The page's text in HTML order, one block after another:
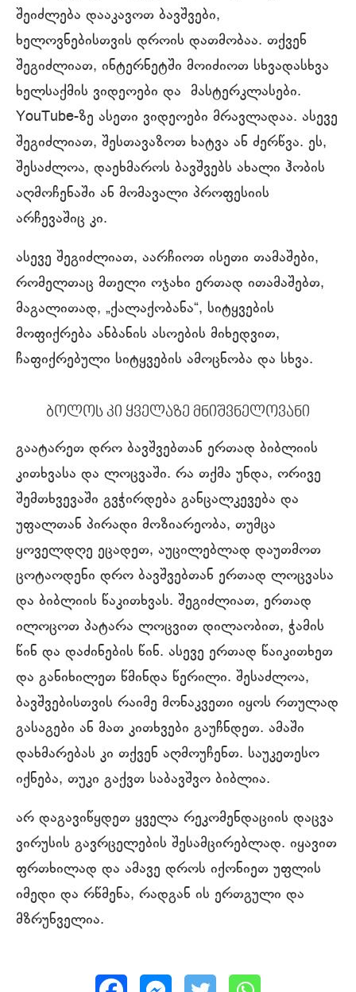
შეიძლება დააკავოთ ბავშვები,
ხელოვნებისთვის დროის დათმობაა. თქვენ
შეგიძლიათ, ინტერნეტში მოიძიოთ სხვადასხვა
ხელსაქმის ვიდეოები და მასტერკლასები.
YouTube-ზე ასეთი ვიდეოები მრავლადაა. ასევე
შეგიძლიათ, შესთავაზოთ ხატვა ან ძერწვა. ეს,
შესაძლოა, დაეხმაროს ბავშვებს ახალი ჰობის
აღმოჩენაში ან მომავალი პროფესიის
არჩევაშიც კი.
ასევე შეგიძლიათ, აარჩიოთ ისეთი თამაშები,
რომელთაც მთელი ოჯახი ერთად ითამაშებთ,
მაგალითად, „ქალაქობანა“, სიტყვების
მოფიქრება ანბანის ასოების მიხედვით,
ჩაფიქრებული სიტყვების ამოცნობა და სხვა.
ბოლოს კი ყველაზე მნიშვნელოვანი
გაატარეთ დრო ბავშვებთან ერთად ბიბლიის
კითხვასა და ლოცვაში. რა თქმა უნდა, ორივე
შემთხვევაში გვჭირდება განცალკევება და
უფალთან პირადი მოზიარეობა, თუმცა
ყოველდღე ეცადეთ, აუცილებლად დაუთმოთ
ცოტაოდენი დრო ბავშვებთან ერთად ლოცვასა
და ბიბლიის წაკითხვას. შეგიძლიათ, ერთად
ილოცოთ პატარა ლოცვით დილაობით, ჭამის
წინ და დაძინების წინ. ასევე ერთად წაიკითხეთ
და განიხილეთ წმინდა წერილი. შესაძლოა,
ბავშვებისთვის რაიმე მონაკვეთი იყოს რთულად
გასაგები ან მათ კითხვები გაუჩნდეთ. ამაში
დახმარებას კი თქვენ აღმოუჩენთ. საუკეთესო
იქნება, თუკი გაქვთ საბავშვო ბიბლია.
არ დაგავიწყდეთ ყველა რეკომენდაციის დაცვა
ვირუსის გავრცელების შესამცირებლად. იყავით
ფრთხილად და ამავე დროს იქონიეთ უფლის
იმედი და რწმენა, რადგან ის ერთგული და
მზრუნველია.